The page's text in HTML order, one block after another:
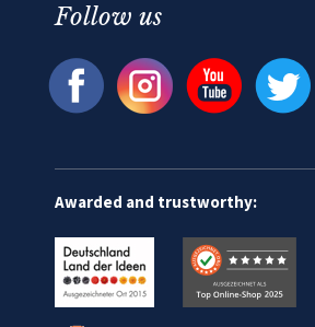
Follow us
Awarded and trustworthy: